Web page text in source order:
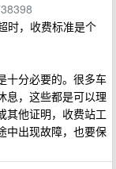
时，收费标准是个
十分必要的。很多车
息，这些都是可以理
其他证明，收费站工
中出现故障，也要保